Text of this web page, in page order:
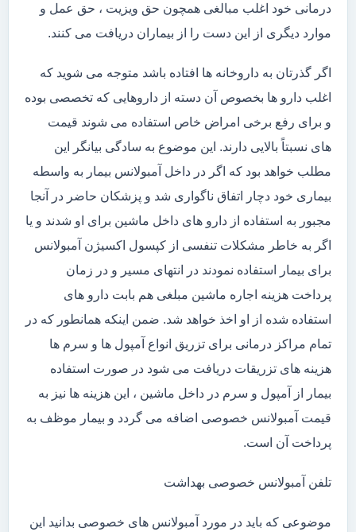
درمانی خود اغلب مبالغی همچون حق ویزیت ، حق عمل و
موارد دیگری از این دست را از بیماران دریافت می کنند.
اگر گذرتان به داروخانه ها افتاده باشد متوجه می شوید که
اغلب دارو ها بخصوص آن دسته از داروهایی که تخصصی بوده
و برای رفع برخی امراض خاص استفاده می شوند قیمت
های نسبتاً بالایی دارند. این موضوع به سادگی بیانگر این
مطلب خواهد بود که اگر در داخل آمبولانس بیمار به واسطه
بیماری خود دچار اتفاق ناگواری شد و پزشکان حاضر در آنجا
مجبور به استفاده از دارو های داخل ماشین برای او شدند و یا
اگر به خاطر مشکلات تنفسی از کپسول اکسیژن آمبولانس
برای بیمار استفاده نمودند در انتهای مسیر و در زمان
پرداخت هزینه اجاره ماشین مبلغی هم بابت دارو های
استفاده شده از او اخذ خواهد شد. ضمن اینکه همانطور که در
تمام مراکز درمانی برای تزریق انواع آمپول ها و سرم ها
هزینه های تزریقات دریافت می شود در صورت استفاده
بیمار از آمپول و سرم در داخل ماشین ، این هزینه ها نیز به
قیمت آمبولانس خصوصی اضافه می گردد و بیمار موظف به
پرداخت آن است.
تلفن آمبولانس خصوصی بهداشت
موضوعی که باید در مورد آمبولانس های خصوصی بدانید این